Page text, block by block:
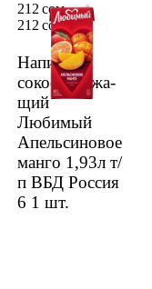
Напиток
сокосо­держа­
щий
Любимый
Апель­синовое
манго 1,93л т/
п ВБД Россия
6 1 шт.
212 сом
212 сом